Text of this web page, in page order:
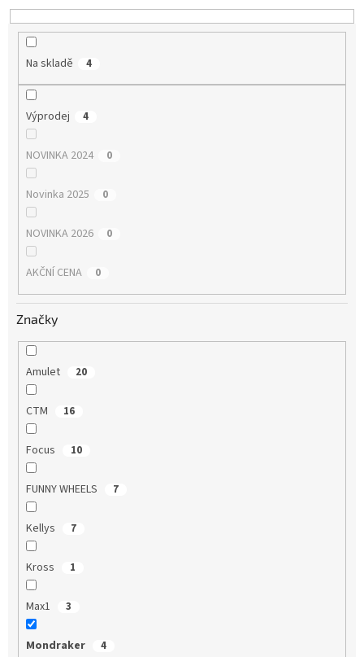
t
ů
Na skladě 4
Výprodej 4
NOVINKA 2024 0
Novinka 2025 0
NOVINKA 2026 0
AKČNÍ CENA 0
Značky
Amulet 20
CTM 16
Focus 10
FUNNY WHEELS 7
Kellys 7
Kross 1
Max1 3
Mondraker 4